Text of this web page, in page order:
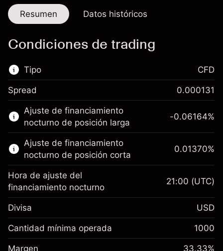
Resumen Datos históricos
Condiciones de trading
Tipo
Este mercado financiero está disponible para
hacer trading con CFD.
Obtén más información sobre:
CFD
CFD
Spread 0.000131
Ajuste de financiamiento
nocturno de posición larga
$1,000.00
Ajuste de financiamiento
nocturno
Cargos por el valor total de la
-0.061644
%
-0.06164%
Ajuste de financiamiento
nocturno de posición corta
Margen. Tu inversión
$1,000.00
0.01370%
Hora de ajuste del
financiamiento nocturno
21:00 (UTC)
Divisa USD
Cantidad mínima operada 1000
Margen 33.33%